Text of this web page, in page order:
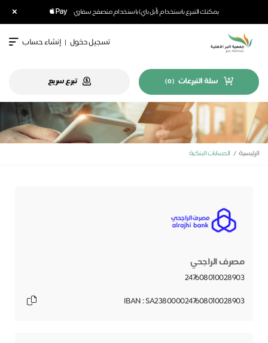
يمكنك التبرع باستخدام (أبل باي) باستخدام متصفح سفاري ×
تسجيل دخول | إنشاء حساب
سلة التبرعات (
0
) تبرع سريع
الرئيسية الحسابات البنكية
مصرف الراجحي
247608010028903
IBAN : SA2380000247608010028903